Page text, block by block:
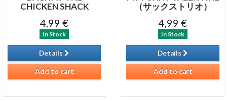
CHICKEN SHACK
4,99 €
In Stock
Details
Add to cart
（サックストリオ）
4,99 €
In Stock
Details
Add to cart